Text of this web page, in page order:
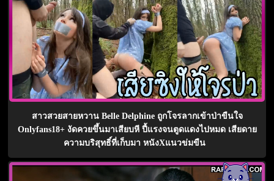
สาวสวยสายหวาน Belle Delphine ถูกโจรลากเข้าป่าขืนใจ
Onlyfans18+ งัดควยขึ้นมาเสียบหี ปี้แรงจนตูดแดงไปหมด เสียดาย
ความบริสุทธิ์ที่เก็บมา หนังXแนวข่มขืน